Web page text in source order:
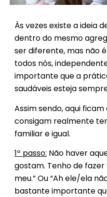
Às vezes existe a ideia
dentro do mesmo
ser diferente, mas não
todos nós,
importante que a
saudáveis esteja
Assim sendo, aqui
consigam realmente
familiar e igual.
1º passo: Não haver
gostam. Tenho de
meu.” Ou “Ah ele/ela
bastante importante